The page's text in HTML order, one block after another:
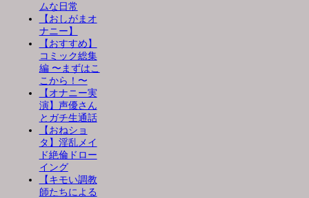
ムな日常
【おしがまオ
ナニー】
【おすすめ】
コミック総集
編 〜まずはこ
こから！〜
【オナニー実
演】声優さん
とガチ生通話
【おねショ
タ】淫乱メイ
ド絶倫ドロー
イング
【キモい調教
師たちによる